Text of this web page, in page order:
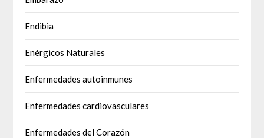
Endibia
Enérgicos Naturales
Enfermedades autoinmunes
Enfermedades cardiovasculares
Enfermedades del Corazón